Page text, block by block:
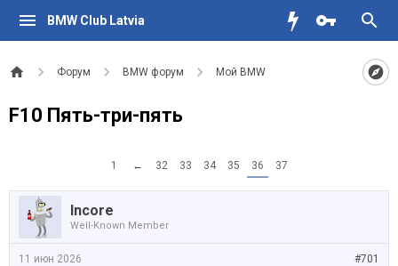
BMW Club Latvia
Форум BMW форум Мой BMW
F10 Пять-три-пять
1 ← 32 33 34 35 36 37
Incore
Well-Known Member
#701
11 июн 2026